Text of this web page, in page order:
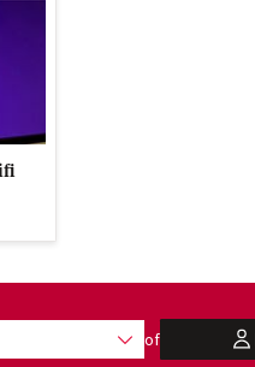
toon opties
of